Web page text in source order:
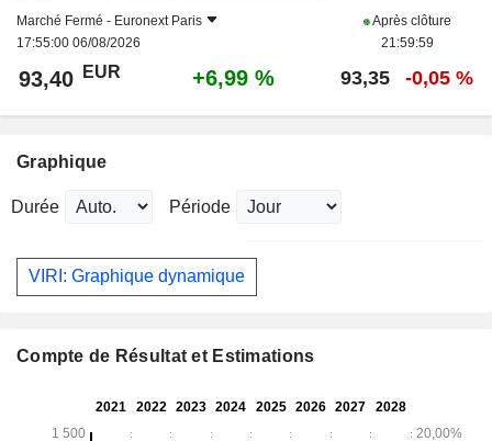
Marché Fermé - Euronext Paris
17:55:00 06/08/2026
Après clôture
21:59:59
93,40 EUR +6,99 % 93,35 -0,05 %
Graphique
Durée Période
VIRI: Graphique dynamique
Compte de Résultat et Estimations